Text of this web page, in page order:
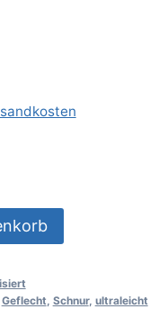
Geflecht, Schnur, ultraleicht